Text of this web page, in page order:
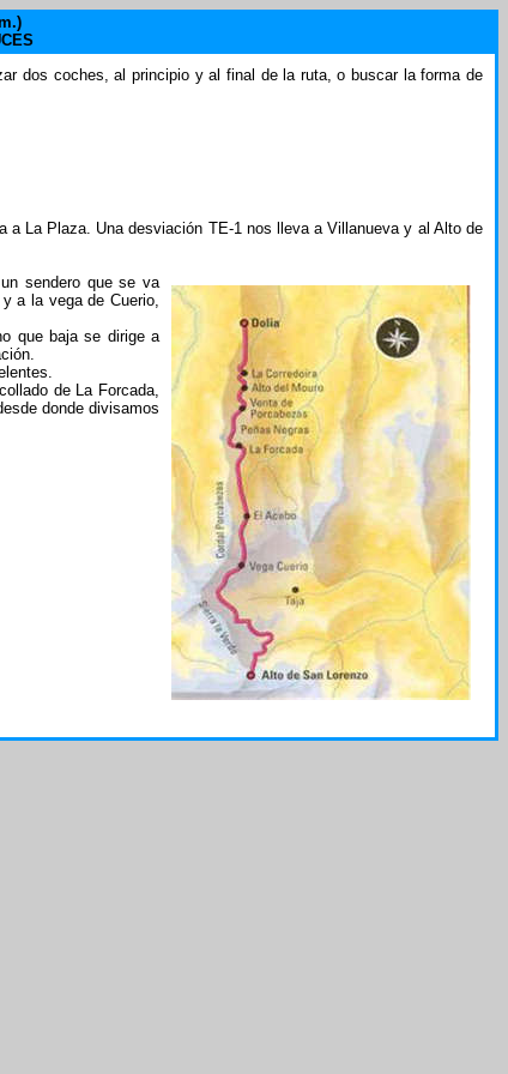
dos coches, al principio y al final de la ruta, o buscar la forma de
a La Plaza. Una desviación TE-1 nos lleva a Villanueva y al Alto de
sendero que se va
a la vega de Cuerio,
que baja se dirige a
de La Forcada,
donde divisamos